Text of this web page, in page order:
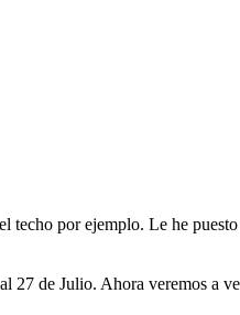
por ejemplo. Le he
27 de Julio. Ahora veremos a